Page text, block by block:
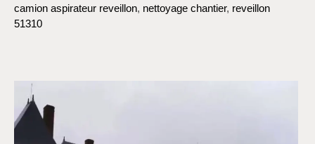
camion aspirateur reveillon, nettoyage chantier, reveillon
51310